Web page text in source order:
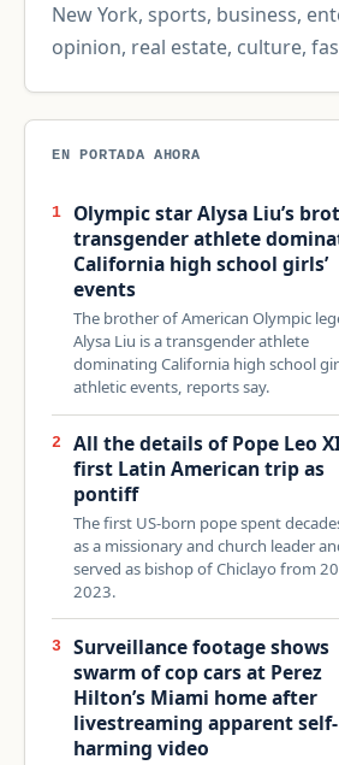
New York, sports, business,
opinion, real estate, culture,
EN PORTADA AHORA
1
Olympic star Alysa Liu’s
transgender athlete
California high school girls’
events
The brother of American Olympic
Alysa Liu is a transgender athlete
dominating California high school
athletic events, reports say.
2
All the details of Pope Leo
first Latin American trip as
pontiff
The first US-born pope spent
as a missionary and church leader
served as bishop of Chiclayo from
2023.
3
Surveillance footage shows
swarm of cop cars at Perez
Hilton’s Miami home after
livestreaming apparent self-
harming video